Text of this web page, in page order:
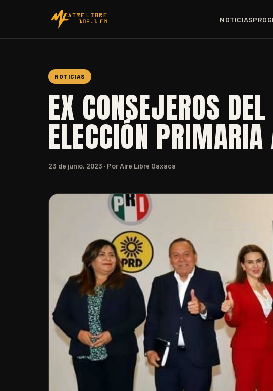
NOTICIAS
NOTICIAS
EX CONSEJEROS
ELECCIÓN
23 de junio, 2023 · Por Aire Libre Oaxaca